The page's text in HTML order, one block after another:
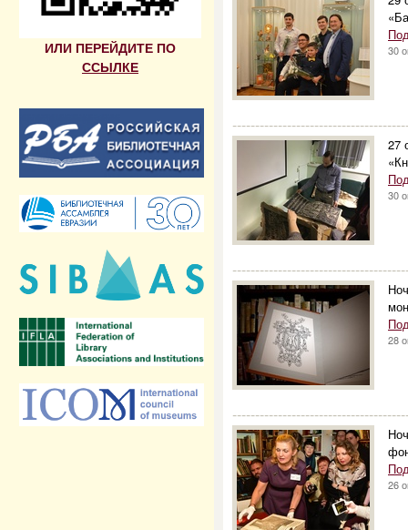
ИЛИ ПЕРЕЙДИТЕ ПО
ССЫЛКЕ
30
27
30
28
26